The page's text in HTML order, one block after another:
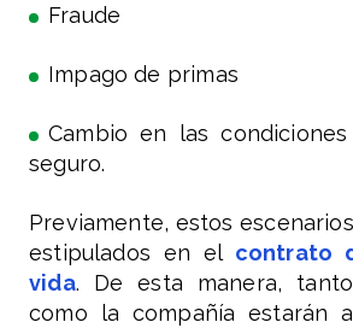
Fraude
Impago de primas
Cambio en las
seguro.
Previamente, estos
estipulados en el contrato
vida. De esta manera,
como la compañía estarán